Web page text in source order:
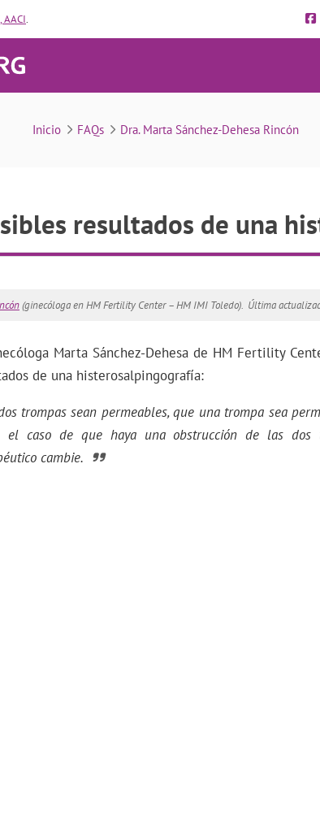
AACI.
FAQs
138
Inicio FAQs Dra. Marta Sánchez-Dehesa Rincón
resultados de una
(ginecóloga en HM Fertility Center – HM IMI Toledo). Última
Marta Sánchez-Dehesa de HM Fertility
de una histerosalpingografía:
trompas sean permeables, que una trompa sea
el caso de que haya una obstrucción de las dos
cambie.